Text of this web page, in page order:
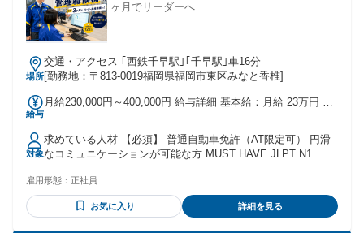
ヶ月でリーダーへ
場所
交通・アクセス ｢西鉄千早駅｣｢千早駅｣車16分
[勤務地：〒813-0019福岡県福岡市東区みなと香椎]
給与
月給230,000円～400,000円 給与詳細 基本給：月給 23万円 〜
れる通勤・皆勤・家族手当金額：なし 全員に一律で支払われ
るその他手当金額：なし 一律手当含む 固定残業代なし 残業
代は別途1分単位で支給 配車・物流経験者は経験考慮
対象
求めている人材 【必須】 普通自動車免許（AT限定可） 円滑
なコミュニケーションが可能な方 MUST HAVE JLPT N1
る方 (Someone receiving compulsory education in Japan)
【歓迎】 ※４５歳以下の方（例外事由３号の方 長期キャリア
形成のため） 業界未経験歓迎 職種未経験歓迎 正社員デビュ
雇用形態： 正社員
お気に入り 詳細を見る